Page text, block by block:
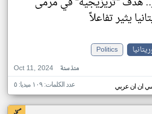
يثير تفاعلاً
Politics
Oct 11, 2024
منذ سنة
ان ان عربي عدد الكلمات: ١٠٩ ميديا: ٥